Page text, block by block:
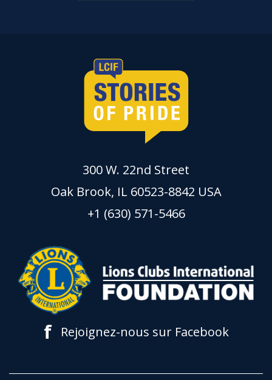
300 W. 22nd Street
Oak Brook, IL 60523-8842 USA
+1 (630) 571-5466
f Rejoignez-nous sur Facebook